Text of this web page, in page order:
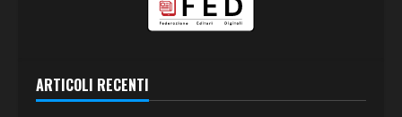
ARTICOLI RECENTI